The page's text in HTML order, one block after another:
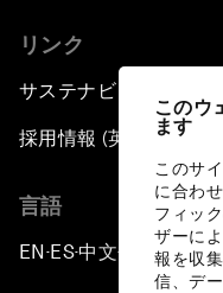
このウ
ます
このサ
に合わ
フィッ
ザーに
報を収
信、デ
リンク
サステナビリティへの
採用情報 (英語のみ)
言語
EN ▪ ES▪中文▪ 日本語